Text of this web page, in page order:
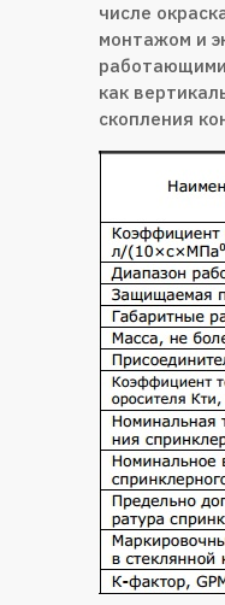
числе
монтажом и
как
скопления